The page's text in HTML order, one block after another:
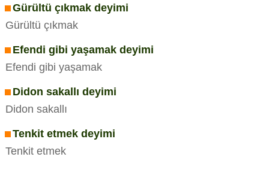
Gürültü çıkmak deyimi
Gürültü çıkmak
Efendi gibi yaşamak deyimi
Efendi gibi yaşamak
Didon sakallı deyimi
Didon sakallı
Tenkit etmek deyimi
Tenkit etmek